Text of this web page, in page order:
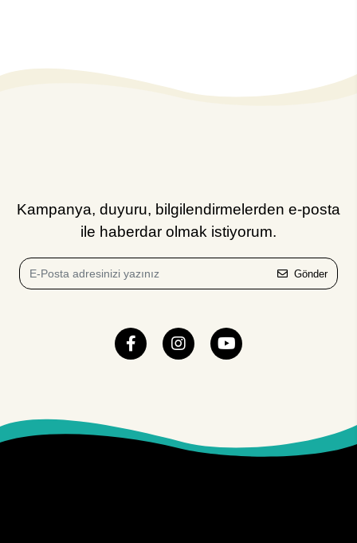
Kampanya, duyuru, bilgilendirmelerden e-posta
ile haberdar olmak istiyorum.
Gönder